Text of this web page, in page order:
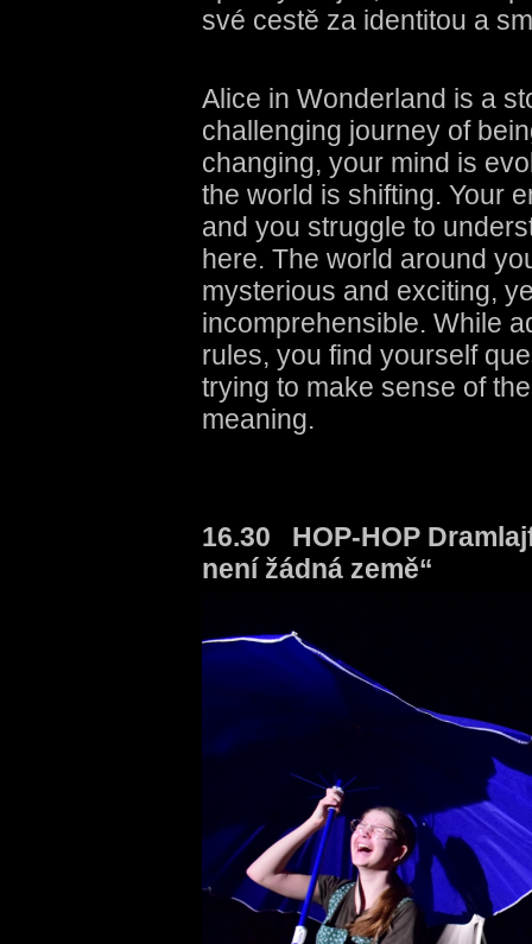
své cestě za identitou a
Alice in Wonderland is a
challenging journey of
changing, your mind is
the world is shifting. Your
and you struggle to
here. The world around
mysterious and exciting,
incomprehensible. While
rules, you find yourself
trying to make sense of
meaning.
16.30 HOP-HOP
není žádná země“